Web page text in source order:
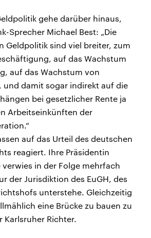
gehe darüber hinaus,
Sprecher Michael Best: „Die
Geldpolitik sind viel breiter, zum
auf das Wachstum
auf das Wachstum von
und damit sogar indirekt auf die
bei gesetzlicher Rente ja
Arbeitseinkünften der
auf das Urteil des deutschen
reagiert. Ihre Präsidentin
in der Folge mehrfach
der Jurisdiktion des EuGH, des
unterstehe. Gleichzeitig
eine Brücke zu bauen zu
Karlsruher Richter.